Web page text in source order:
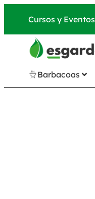
Cursos y Eventos
Barbacoas